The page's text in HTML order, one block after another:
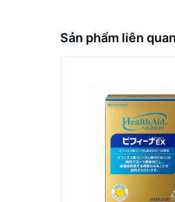
Sản phẩm liên quan